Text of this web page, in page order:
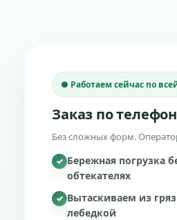
● Работаем сейчас по
Заказ по
Без сложных форм.
✓ Бережная погрузка
обтекателях
✓ Вытаскиваем из
лебедкой